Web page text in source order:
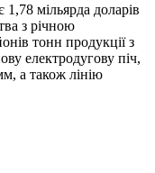
1,78 мільярда доларів
з річною
тонн продукції з
електродугову піч,
а також лінію